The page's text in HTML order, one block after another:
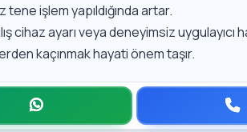
işlem yapıldığında artar.
cihaz ayarı veya deneyimsiz uygulayıcı
kaçınmak hayati önem taşır.